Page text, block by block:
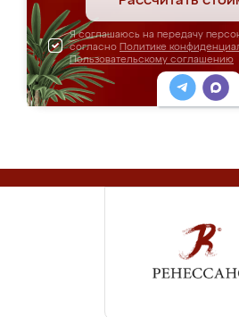
Я соглашаюсь на передачу
согласно Политике
Пользовательскому соглашению